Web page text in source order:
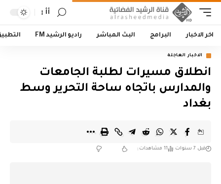
أأ
اخر الاخبار البرامج البث المباشر راديو الرشيد FM
الاخبار العاجلة
انطلاق مسيرات لطلبة الجامعات
والمدارس باتجاه ساحة التحرير وسط
بغداد
قبل 7 سنوات 11 مشاهدات